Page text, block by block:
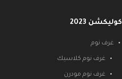
كوليكشن 2023
غرف نوم
غرف نوم كلاسيك
غرف نوم مودرن